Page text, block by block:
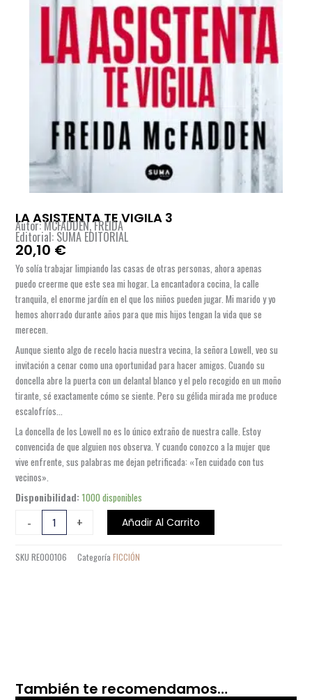
LA ASISTENTA TE VIGILA 3
Autor: MCFADDEN, FREIDA
Editorial: SUMA EDITORIAL
20,10 €
Yo solía trabajar limpiando las casas de otras personas, ahora apenas
puedo creerme que este sea mi hogar. La encantadora cocina, la calle
tranquila, el enorme jardín en el que los niños pueden jugar. Mi marido y yo
hemos ahorrado durante años para que mis hijos tengan la vida que se
merecen.
Aunque siento algo de recelo hacia nuestra vecina, la señora Lowell, veo su
invitación a cenar como una oportunidad para hacer amigos. Cuando su
doncella abre la puerta con un delantal blanco y el pelo recogido en un moño
tirante, sé exactamente cómo se siente. Pero su gélida mirada me produce
escalofríos…
La doncella de los Lowell no es lo único extraño de nuestra calle. Estoy
convencida de que alguien nos observa. Y cuando conozco a la mujer que
vive enfrente, sus palabras me dejan petrificada: «Ten cuidado con tus
vecinos».
Disponibilidad:1000 disponibles
-
LA
ASISTENTA
3
+ Añadir Al Carrito
SKURE000106 Categoría FICCIÓN
También te recomendamos…